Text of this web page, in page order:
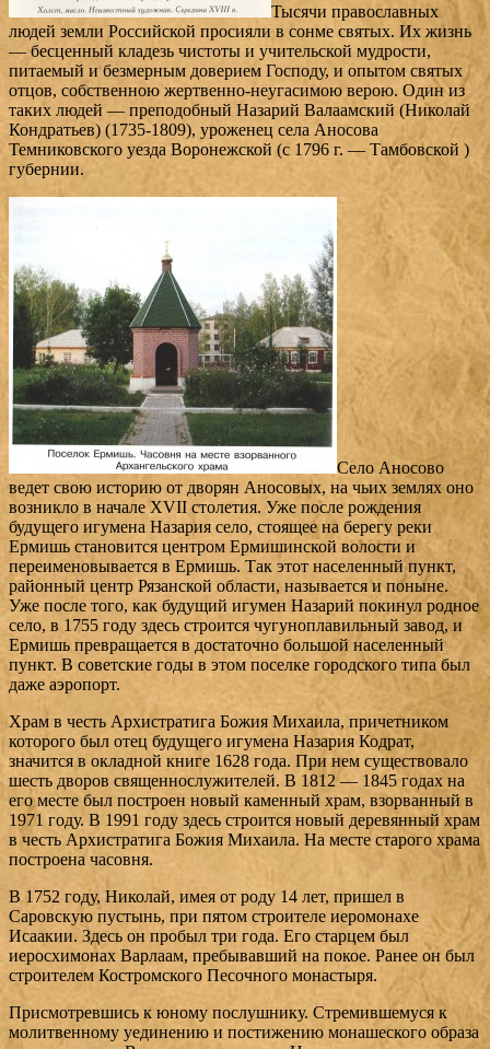
Тысячи православных
людей земли Российской просияли в сонме святых. Их жизнь
— бесценный кладезь чистоты и учительской мудрости,
питаемый и безмерным доверием Господу, и опытом святых
отцов, собственною жертвенно-неугасимою верою. Один из
таких людей — преподобный Назарий Валаамский (Николай
Кондратьев) (1735-1809), уроженец села Аносова
Темниковского уезда Воронежской (с 1796 г. — Тамбовской )
губернии.
Село Аносово
ведет свою историю от дворян Аносовых, на чьих землях оно
возникло в начале XVII столетия. Уже после рождения
будущего игумена Назария село, стоящее на берегу реки
Ермишь становится центром Ермишинской волости и
переименовывается в Ермишь. Так этот населенный пункт,
районный центр Рязанской области, называется и поныне.
Уже после того, как будущий игумен Назарий покинул родное
село, в 1755 году здесь строится чугуноплавильный завод, и
Ермишь превращается в достаточно большой населенный
пункт. В советские годы в этом поселке городского типа был
даже аэропорт.
Храм в честь Архистратига Божия Михаила, причетником
которого был отец будущего игумена Назария Кодрат,
значится в окладной книге 1628 года. При нем существовало
шесть дворов священнослужителей. В 1812 — 1845 годах на
его месте был построен новый каменный храм, взорванный в
1971 году. В 1991 году здесь строится новый деревянный храм
в честь Архистратига Божия Михаила. На месте старого храма
построена часовня.
В 1752 году, Николай, имея от роду 14 лет, пришел в
Саровскую пустынь, при пятом строителе иеромонахе
Исаакии. Здесь он пробыл три года. Его старцем был
иеросхимонах Варлаам, пребывавший на покое. Ранее он был
строителем Костромского Песочного монастыря.
Присмотревшись к юному послушнику. Стремившемуся к
молитвенному уединению и постижению монашеского образа